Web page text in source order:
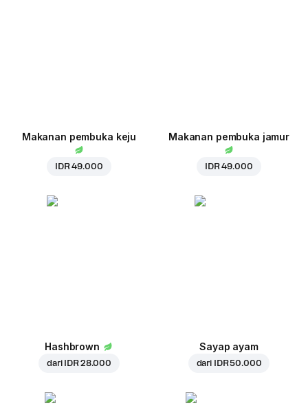
Makanan pembuka keju
IDR 49.000
Makanan pembuka jamur
IDR 49.000
Hashbrown
dari IDR 28.000
Sayap ayam
dari IDR 50.000